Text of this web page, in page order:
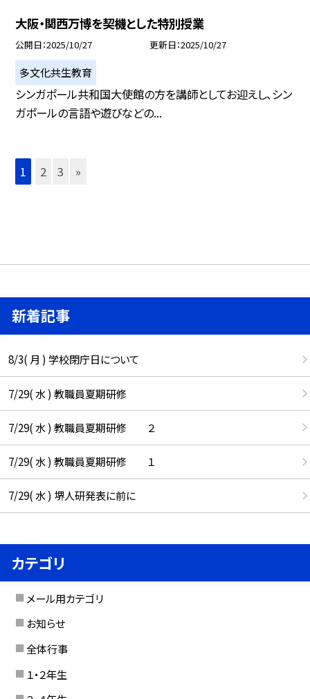
大阪・関西万博を契機とした特別授業
公開日 2025/10/27 更新日 2025/10/27
多文化共生教育
シンガポール共和国大使館の方を講師としてお迎えし、シン
ガポールの言語や遊びなどの...
1 2 3 »
新着記事
8/3( 月 ) 学校閉庁日について
7/29( 水 ) 教職員夏期研修
7/29( 水 ) 教職員夏期研修 ２
7/29( 水 ) 教職員夏期研修 １
7/29( 水 ) 堺人研発表に前に
カテゴリ
メール用カテゴリ
お知らせ
全体行事
１・２年生